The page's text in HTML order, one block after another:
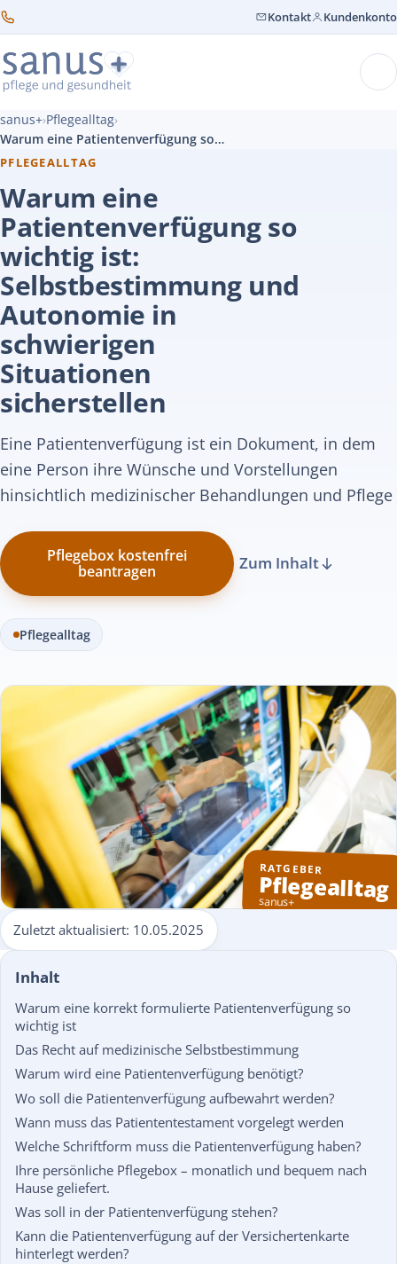
Kontakt Kundenkonto
sanus+›Pflegealltag›
Warum eine Patientenverfügung so wichtig ist: Selbstbestimmung und Autonomie in schwierigen Situationen sicherstellen
PFLEGEALLTAG
Warum eine
Patientenverfügung so
wichtig ist:
Selbstbestimmung und
Autonomie in
schwierigen
Situationen
sicherstellen
Eine Patientenverfügung ist ein Dokument, in dem
eine Person ihre Wünsche und Vorstellungen
hinsichtlich medizinischer Behandlungen und Pflege
Pflegebox kostenfrei
beantragen
Zum Inhalt
Pflegealltag
RATGEBER
Pflegealltag
sanus+
Zuletzt aktualisiert: 10.05.2025
Inhalt
Warum eine korrekt formulierte Patientenverfügung so
wichtig ist
Das Recht auf medizinische Selbstbestimmung
Warum wird eine Patientenverfügung benötigt?
Wo soll die Patientenverfügung aufbewahrt werden?
Wann muss das Patiententestament vorgelegt werden
Welche Schriftform muss die Patientenverfügung haben?
Ihre persönliche Pflegebox – monatlich und bequem nach
Hause geliefert.
Was soll in der Patientenverfügung stehen?
Kann die Patientenverfügung auf der Versichertenkarte
hinterlegt werden?